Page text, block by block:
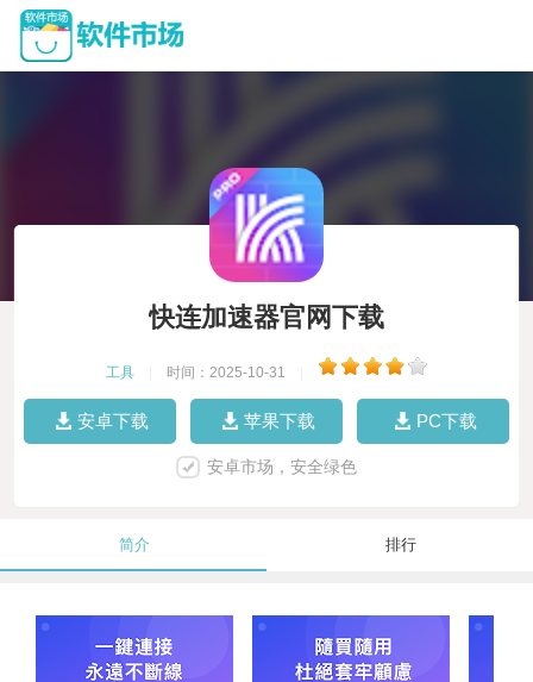
快连加速器官网下载
工具 时间：2025-10-31
安卓下载 苹果下载 PC下载
安卓市场，安全绿色
简介 排行